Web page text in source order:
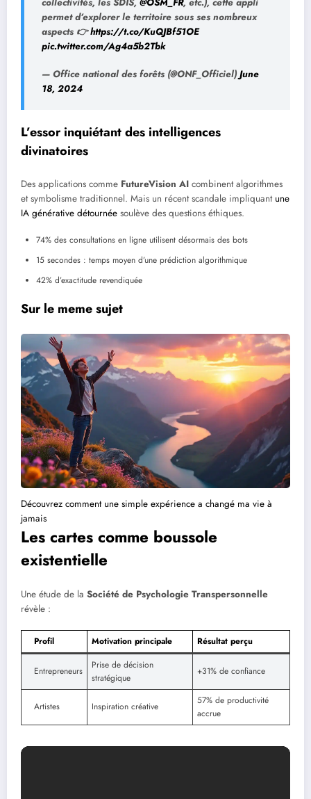
permet d’explorer le territoire sous ses nombreux
aspects 👉https://t.co/KuQJBf51OE
pic.twitter.com/Ag4a5b2Tbk
— Office national des forêts (@ONF_Officiel) June
18, 2024
L’essor inquiétant des intelligences
divinatoires
Des applications comme FutureVision AI combinent algorithmes
et symbolisme traditionnel. Mais un récent scandale impliquant une
IA générative détournée soulève des questions éthiques.
74% des consultations en ligne utilisent désormais des bots
15 secondes : temps moyen d’une prédiction algorithmique
42% d’exactitude revendiquée
Sur le meme sujet
Découvrez comment une simple expérience a changé ma vie à
jamais
Les cartes comme boussole
existentielle
Une étude de la Société de Psychologie Transpersonnelle
révèle :
Profil Motivation principale Résultat perçu
Entrepreneurs
Prise de décision
stratégique
+31% de confiance
Artistes Inspiration créative
57% de productivité
accrue